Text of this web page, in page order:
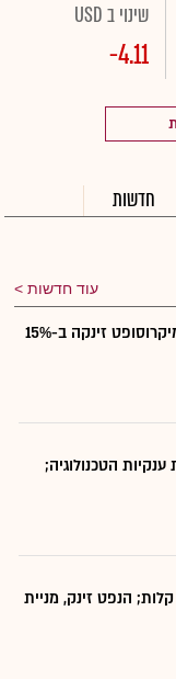
שינוי ב USD
-4.11
חדשות
עוד חדשות
וול סטריט ננעלה בעליות חדות; מיקרוסופט זינקה ב-15%
הטכנולוגיה;
הנפט זינק, מניית